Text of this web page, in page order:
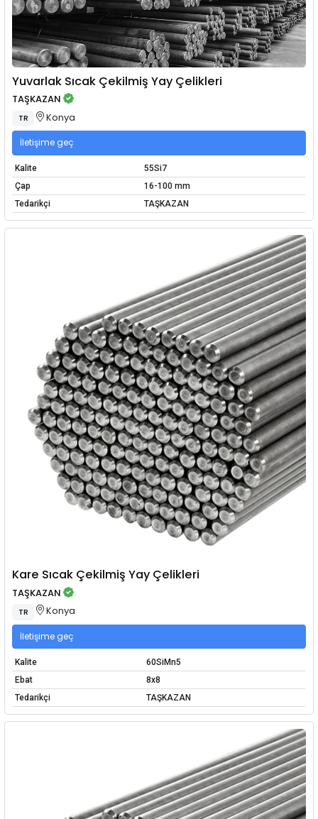
Yuvarlak Sıcak Çekilmiş Yay Çelikleri
TAŞKAZAN
TR Konya
İletişime geç
Kalite
55Si7
Çap
16-100 mm
Tedarikçi
TAŞKAZAN
Kare Sıcak Çekilmiş Yay Çelikleri
TAŞKAZAN
TR Konya
İletişime geç
Kalite
60SiMn5
Ebat
8x8
Tedarikçi
TAŞKAZAN